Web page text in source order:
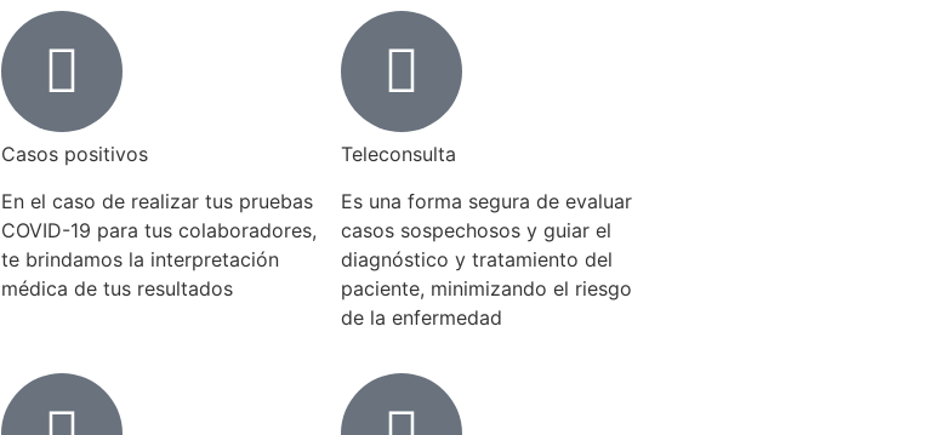
Casos positivos
En el caso de realizar tus pruebas
COVID-19 para tus colaboradores,
te brindamos la interpretación
médica de tus resultados
Teleconsulta
Es una forma segura de evaluar
casos sospechosos y guiar el
diagnóstico y tratamiento del
paciente, minimizando el riesgo
de la enfermedad